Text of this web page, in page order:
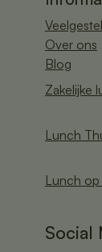
Over ons
Blog
Zakelijke
Lunch
Lunch
Social